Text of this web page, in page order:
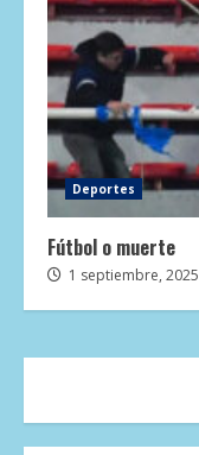
Deportes
Fútbol o muerte
1 septiembre, 2025